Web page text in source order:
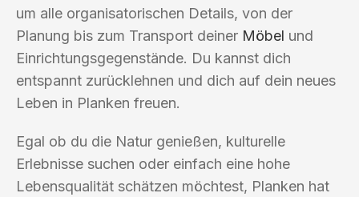
um alle organisatorischen Details, von der
Planung bis zum Transport deiner Möbel und
Einrichtungsgegenstände. Du kannst dich
entspannt zurücklehnen und dich auf dein neues
Leben in Planken freuen.
Egal ob du die Natur genießen, kulturelle
Erlebnisse suchen oder einfach eine hohe
Lebensqualität schätzen möchtest, Planken hat